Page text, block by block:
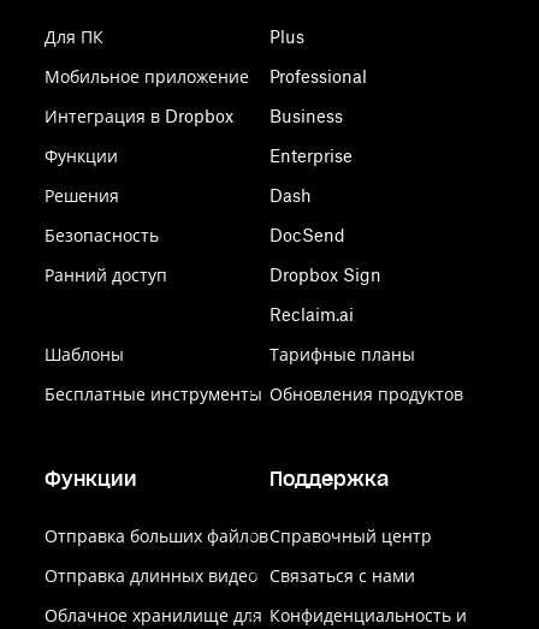
Для ПК
Мобильное приложение
Интеграция в Dropbox
Функции
Решения
Безопасность
Ранний доступ
Шаблоны
Бесплатные инструменты
Plus
Professional
Business
Enterprise
Dash
DocSend
Dropbox Sign
Reclaim.ai
Тарифные планы
Обновления продуктов
Функции
Отправка больших файлов
Отправка длинных видео
Облачное хранилище для
Поддержка
Справочный центр
Связаться с нами
Конфиденциальность и